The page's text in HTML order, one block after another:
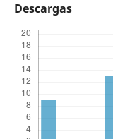
Descargas